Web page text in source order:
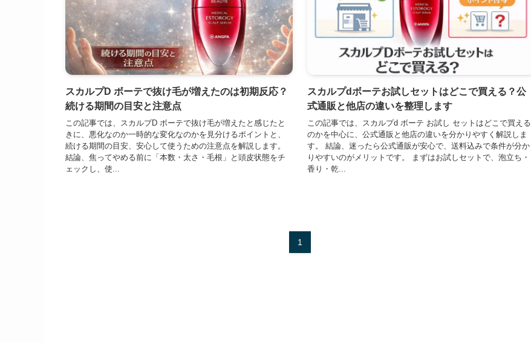
スカルプD ボーテで抜け毛が増えたのは初期反応？
続ける期間の目安と注意点
この記事では、スカルプD ボーテで抜け毛が増えたと感じたと
きに、悪化なのか一時的な変化なのかを見分けるポイントと、
続ける期間の目安、安心して使うための注意点を解説します。
結論、焦ってやめる前に「本数・太さ・毛根」と頭皮状態をチ
ェックし、使...
スカルプdボーテお試しセットはどこで買える？公
式通販と他店の違いを整理します
この記事では、スカルプd ボーテ お試し セットはどこで買える
のかを中心に、公式通販と他店の違いを分かりやすく解説しま
す。 結論、迷ったら公式通販が安心で、送料込みで条件が分か
りやすいのがメリットです。 まずはお試しセットで、泡立ち・
香り・乾...
1